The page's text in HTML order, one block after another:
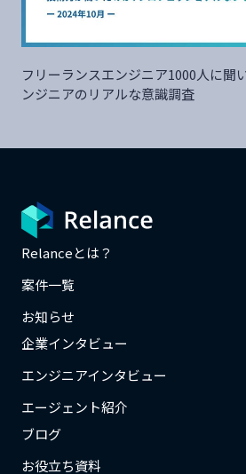
フリーランスエンジニア1000人に聞
ンジニアのリアルな意識調査
Relanceとは？
案件一覧
お知らせ
企業インタビュー
エンジニアインタビュー
エージェント紹介
ブログ
お役立ち資料